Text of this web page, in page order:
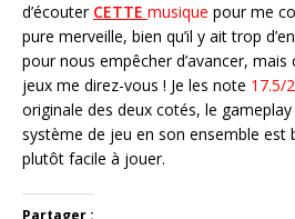
d’écouter CETTE musique pour me
pure merveille, bien qu’il y ait trop
pour nous empêcher d’avancer,
jeux me direz-vous ! Je les note 17.5/
originale des deux cotés, le
système de jeu en son ensemble est
plutôt facile à jouer.